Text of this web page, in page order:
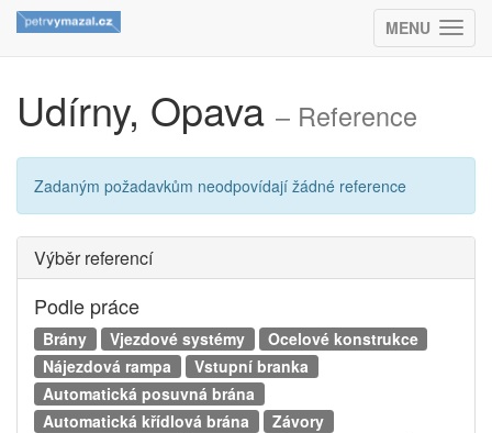
MENU
Udírny, Opava – Reference
Zadaným požadavkům neodpovídají žádné reference
Výběr referencí
Podle práce
Brány Vjezdové systémy
Ocelové konstrukce
Nájezdová rampa
Vstupní branka
Automatická posuvná brána
Automatická křídlová brána
Závory